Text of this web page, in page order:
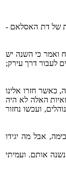
של דת האסלאם -
פתח ואמר כי השנה יש
חייבים לעבור דרך עירק;
כאשר חזרו אלינו
האלה לא היה
ועכשו נחזור
אבל מה יגידו
אותם. ועמיתי